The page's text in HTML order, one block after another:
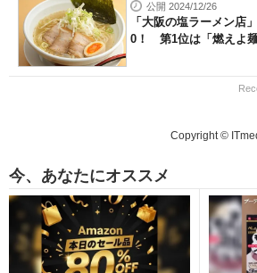
公開 2024/12/26
「大阪の塩ラーメン店
0！ 第1位は「燃えよ
Copyright ©
今、あなたにオススメ